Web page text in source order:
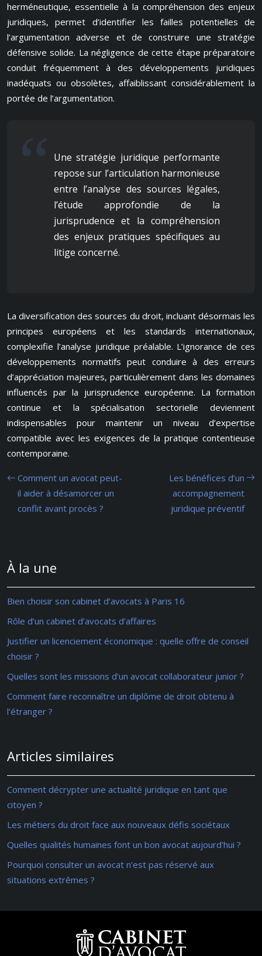
herméneutique, essentielle à la compréhension des enjeux
juridiques, permet d’identifier les failles potentielles de
l’argumentation adverse et de construire une stratégie
défensive solide. La négligence de cette étape préparatoire
conduit fréquemment à des développements juridiques
inadéquats ou obsolètes, affaiblissant considérablement la
portée de l’argumentation.
Une stratégie juridique performante
repose sur l’articulation harmonieuse
entre l’analyse des sources légales,
l’étude approfondie de la
jurisprudence et la compréhension
des enjeux pratiques spécifiques au
litige concerné.
La diversification des sources du droit, incluant désormais les
principes européens et les standards internationaux,
complexifie l’analyse juridique préalable. L’ignorance de ces
développements normatifs peut conduire à des erreurs
d’appréciation majeures, particulièrement dans les domaines
influencés par la jurisprudence européenne. La formation
continue et la spécialisation sectorielle deviennent
indispensables pour maintenir un niveau d’expertise
compatible avec les exigences de la pratique contentieuse
contemporaine.
Comment un avocat peut-
il aider à désamorcer un
conflit avant procès ?
Les bénéfices d’un
accompagnement
juridique préventif
À la une
Bien choisir son cabinet d’avocats à Paris 16
Rôle d’un cabinet d’avocats d’affaires
Justifier un licenciement économique : quelle offre de conseil
choisir ?
Quelles sont les missions d’un avocat collaborateur junior ?
Comment faire reconnaître un diplôme de droit obtenu à
l’étranger ?
Articles similaires
Comment décrypter une actualité juridique en tant que
citoyen ?
Les métiers du droit face aux nouveaux défis sociétaux
Quelles qualités humaines font un bon avocat aujourd’hui ?
Pourquoi consulter un avocat n’est pas réservé aux
situations extrêmes ?